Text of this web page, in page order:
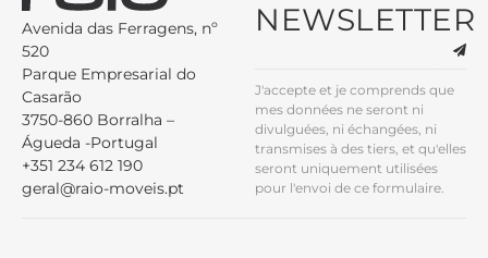
Avenida das Ferragens, nº
520
Parque Empresarial do
Casarão
3750-860 Borralha –
Águeda -Portugal
+351 234 612 190
geral@raio-moveis.pt
NEWSLETTER
J'accepte et je comprends que
mes données ne seront ni
divulguées, ni échangées, ni
transmises à des tiers, et qu'elles
seront uniquement utilisées
pour l'envoi de ce formulaire.